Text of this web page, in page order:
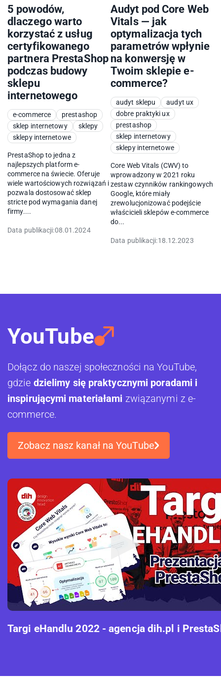
5 powodów,
dlaczego warto
korzystać z usług
certyfikowanego
partnera PrestaShop
podczas budowy
sklepu
internetowego
e-commerce
prestashop
sklep internetowy
sklepy
sklepy internetowe
PrestaShop to jedna z
najlepszych platform e-
commerce na świecie. Oferuje
wiele wartościowych rozwiązań i
pozwala dostosować sklep
stricte pod wymagania danej
firmy....
Data publikacji:08.01.2024
Audyt pod Core Web
Vitals — jak
optymalizacja tych
parametrów wpłynie
na konwersję w
Twoim sklepie e-
commerce?
audyt sklepu
audyt ux
dobre praktyki ux
prestashop
sklep internetowy
sklepy internetowe
Core Web Vitals (CWV) to
wprowadzony w 2021 roku
zestaw czynników rankingowych
Google, które miały
zrewolucjonizować podejście
właścicieli sklepów e-commerce
do...
Data publikacji:18.12.2023
YouTube
Dołącz do naszej społeczności na YouTube,
gdzie dzielimy się praktycznymi poradami i
inspirującymi materiałami związanymi z e-
commerce.
Zobacz nasz kanał na YouTube
Targi eHandlu 2022 - agencja dih.pl i